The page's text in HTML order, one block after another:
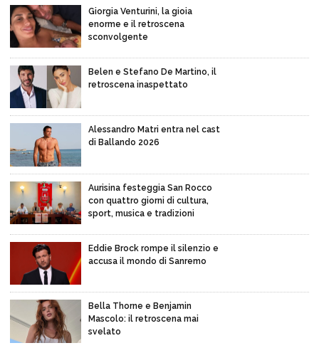
Giorgia Venturini, la gioia
enorme e il retroscena
sconvolgente
Belen e Stefano De Martino, il
retroscena inaspettato
Alessandro Matri entra nel cast
di Ballando 2026
Aurisina festeggia San Rocco
con quattro giorni di cultura,
sport, musica e tradizioni
Eddie Brock rompe il silenzio e
accusa il mondo di Sanremo
Bella Thorne e Benjamin
Mascolo: il retroscena mai
svelato